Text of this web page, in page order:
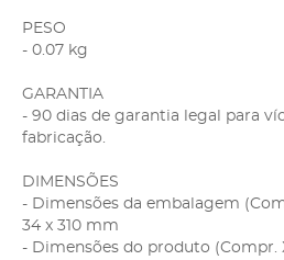
PESO
- 0.07 kg
GARANTIA
- 90 dias de garantia legal para
fabricação.
DIMENSÕES
- Dimensões da embalagem
34 x 310 mm
- Dimensões do produto (Compr.